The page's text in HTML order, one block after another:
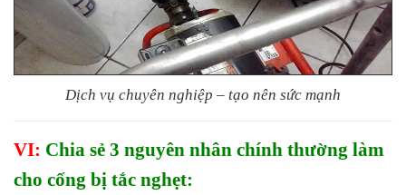
Dịch vụ chuyên nghiệp – tạo nên sức mạnh
VI: Chia sẻ 3 nguyên nhân chính thường làm
cho cống bị tắc nghẹt: